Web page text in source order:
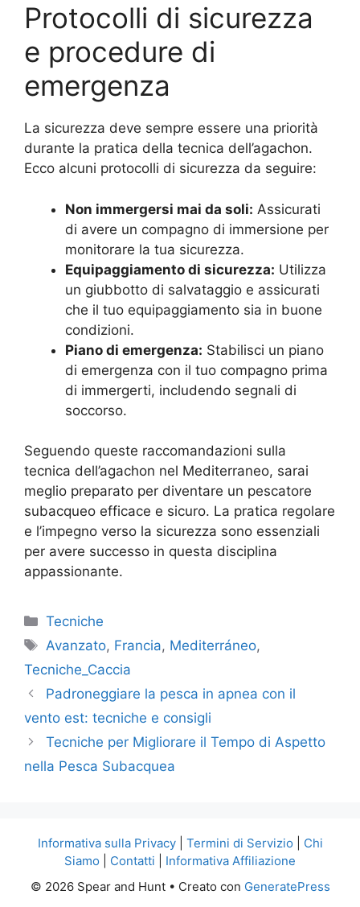
Protocolli di sicurezza
e procedure di
emergenza
La sicurezza deve sempre essere una priorità
durante la pratica della tecnica dell’agachon.
Ecco alcuni protocolli di sicurezza da seguire:
Non immergersi mai da soli: Assicurati
di avere un compagno di immersione per
monitorare la tua sicurezza.
Equipaggiamento di sicurezza: Utilizza
un giubbotto di salvataggio e assicurati
che il tuo equipaggiamento sia in buone
condizioni.
Piano di emergenza: Stabilisci un piano
di emergenza con il tuo compagno prima
di immergerti, includendo segnali di
soccorso.
Seguendo queste raccomandazioni sulla
tecnica dell’agachon nel Mediterraneo, sarai
meglio preparato per diventare un pescatore
subacqueo efficace e sicuro. La pratica regolare
e l’impegno verso la sicurezza sono essenziali
per avere successo in questa disciplina
appassionante.
Categorie
Tecniche
Tag
Avanzato, Francia, Mediterráneo,
Tecniche_Caccia
Padroneggiare la pesca in apnea con il
vento est: tecniche e consigli
Tecniche per Migliorare il Tempo di Aspetto
nella Pesca Subacquea
Informativa sulla Privacy| Termini di Servizio
Chi
Siamo
Contatti
Informativa Affiliazione
© 2026 Spear and Hunt• Creato con GeneratePress